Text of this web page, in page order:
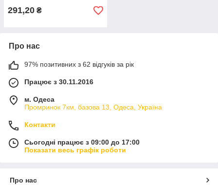
291,20 ₴
Про нас
97% позитивних з 62 відгуків за рік
Працює з 30.11.2016
м. Одеса
Промринок 7км, базова 13, Одеса, Україна
Контакти
Сьогодні працює з 09:00 до 17:00
Показати весь графік роботи
Про нас